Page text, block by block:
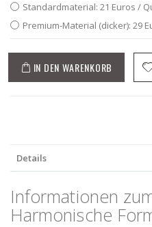
Standardmaterial: 21 Euros /
Premium-Material (dicker): 29
IN DEN WARENKORB
Details
Informationen
Harmonische